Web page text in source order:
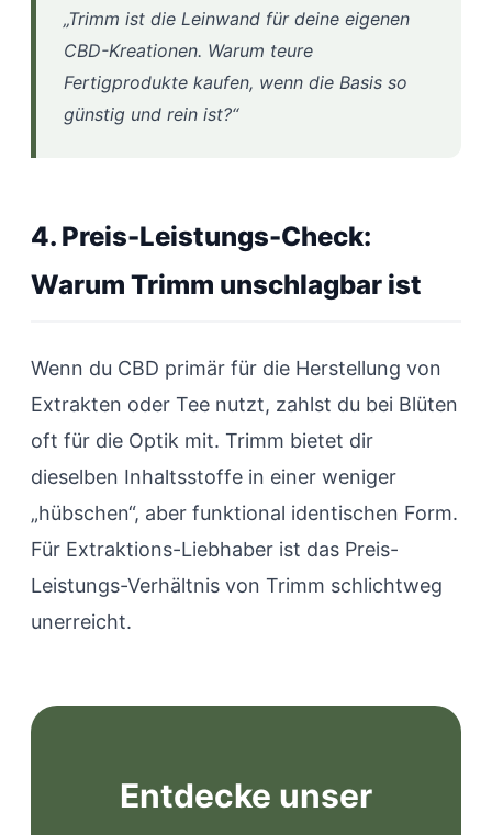
„Trimm ist die Leinwand für deine eigenen
CBD-Kreationen. Warum teure
Fertigprodukte kaufen, wenn die Basis so
günstig und rein ist?“
4. Preis-Leistungs-Check:
Warum Trimm unschlagbar ist
Wenn du CBD primär für die Herstellung von
Extrakten oder Tee nutzt, zahlst du bei Blüten
oft für die Optik mit. Trimm bietet dir
dieselben Inhaltsstoffe in einer weniger
„hübschen“, aber funktional identischen Form.
Für Extraktions-Liebhaber ist das Preis-
Leistungs-Verhältnis von Trimm schlichtweg
unerreicht.
Entdecke unser